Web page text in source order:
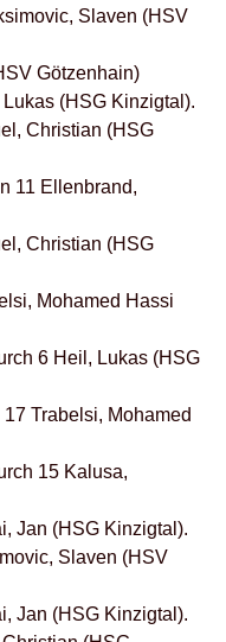
Slaven (HSV
Götzenhain)
(HSG Kinzigtal).
Christian (HSG
Ellenbrand,
Christian (HSG
Mohamed Hassi
6 Heil, Lukas (HSG
Trabelsi, Mohamed
15 Kalusa,
(HSG Kinzigtal).
Slaven (HSV
(HSG Kinzigtal).